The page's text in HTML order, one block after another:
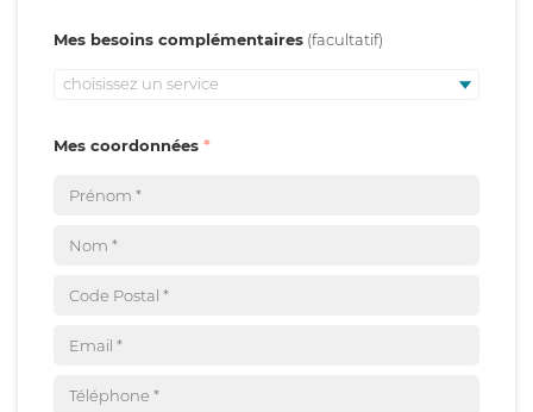
Mes besoins complémentaires
choisissez un service
Mes coordonnées